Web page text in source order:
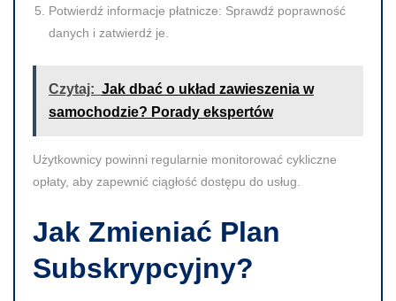
Potwierdź informacje płatnicze: Sprawdź poprawność
danych i zatwierdź je.
Czytaj: Jak dbać o układ zawieszenia w
samochodzie? Porady ekspertów
Użytkownicy powinni regularnie monitorować cykliczne
opłaty, aby zapewnić ciągłość dostępu do usług.
Jak Zmieniać Plan
Subskrypcyjny?